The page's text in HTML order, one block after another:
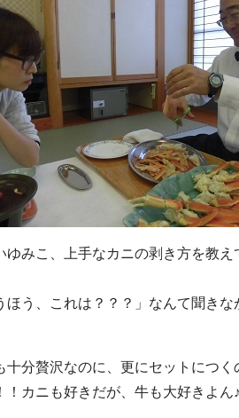
ゆみこ、上手なカニの剥き方を教え
ほう、これは？？？」なんて聞き
十分贅沢なのに、更にセットにつく
！カニも好きだが、牛も大好きよん♪